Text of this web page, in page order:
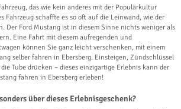
das wie kein anderes mit der Populärkultur
Fahrzeug schaffte es so oft auf die Leinwand, wie der
Der Ford Mustang ist in diesem Sinne nichts weniger als
Eine Fahrt mit diesem aufregenden und
können Sie ganz leicht verschenken, mit einem
selber fahren in Ebersberg. Einsteigen, Zündschlüssel
Tube drücken – dieses einzigartige Erlebnis kann der
fahren in Ebersberg erleben!
über dieses Erlebnisgeschenk?